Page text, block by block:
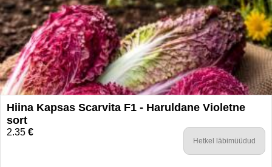
Hiina Kapsas Scarvita F1 - Haruldane Violetne
sort
2.35 €
Hetkel läbimüüdud